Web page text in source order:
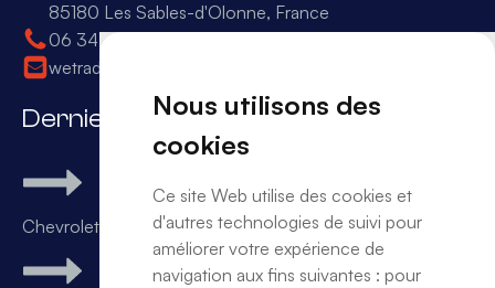
Nous utilisons des
cookies
Ce site Web utilise des cookies et
d'autres technologies de suivi pour
améliorer votre expérience de
navigation aux fins suivantes : pour
85180 Les Sables-d'Olonne, France
06 34 50 16 68
wetrade.office@gmail.com
Derniers arrivages
Chevrolet Camaro SS v8